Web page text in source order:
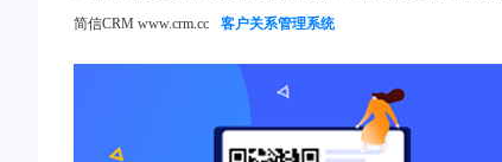
简信CRM www.crm.cc
客户关系管理系统